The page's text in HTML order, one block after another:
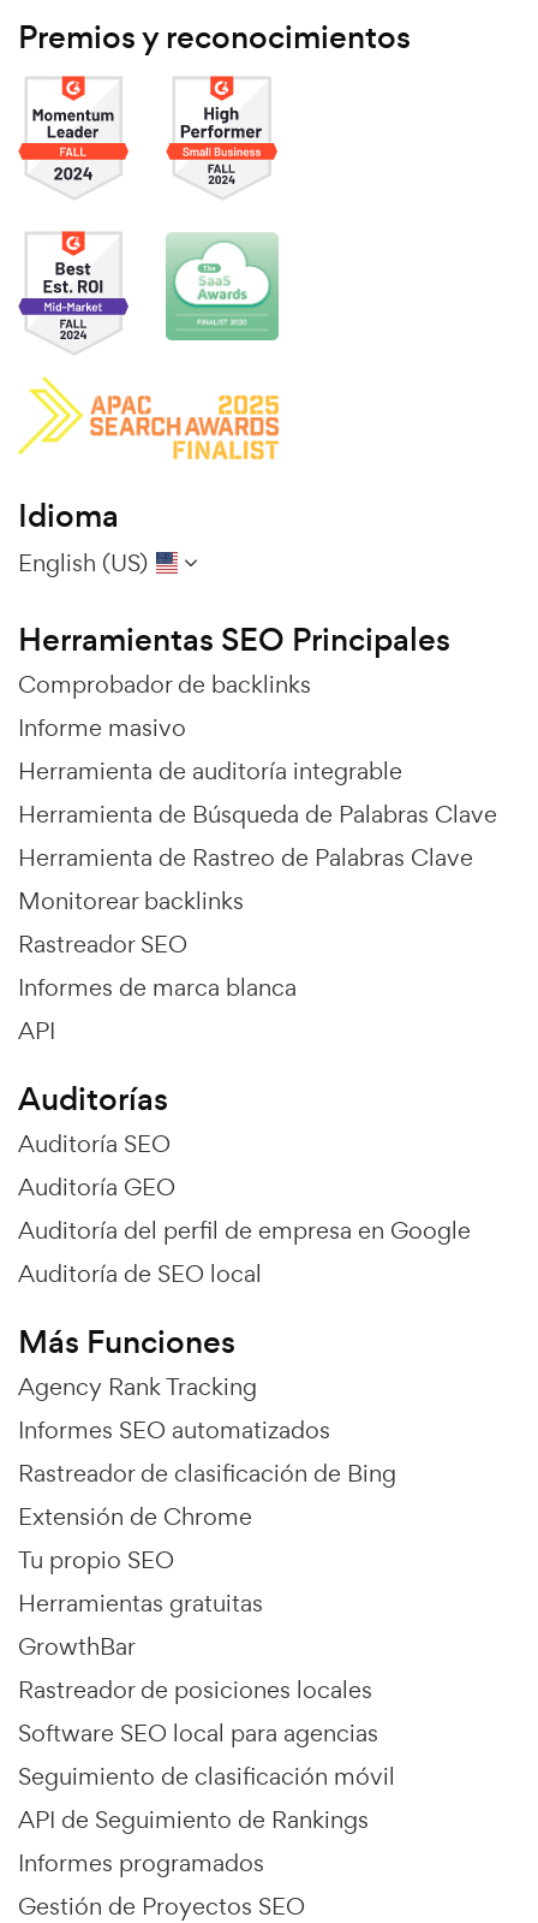
Premios y reconocimientos
Idioma
English (US)
Herramientas SEO Principales
Comprobador de backlinks
Informe masivo
Herramienta de auditoría integrable
Herramienta de Búsqueda de Palabras Clave
Herramienta de Rastreo de Palabras Clave
Monitorear backlinks
Rastreador SEO
Informes de marca blanca
API
Auditorías
Auditoría SEO
Auditoría GEO
Auditoría del perfil de empresa en Google
Auditoría de SEO local
Más Funciones
Agency Rank Tracking
Informes SEO automatizados
Rastreador de clasificación de Bing
Extensión de Chrome
Tu propio SEO
Herramientas gratuitas
GrowthBar
Rastreador de posiciones locales
Software SEO local para agencias
Seguimiento de clasificación móvil
API de Seguimiento de Rankings
Informes programados
Gestión de Proyectos SEO